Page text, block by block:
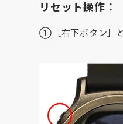
リセット操作：
①［右下ボタン］と